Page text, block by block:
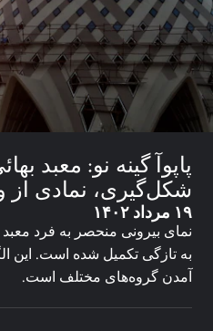
پاپوآ گینه نو: معبد
شکل‌گیری، نمادی
۱۹ مرداد ۱۴۰۲
نمای بیرونی منحصر به فرد
به تازگی تکمیل شده است. این
آمدن گروه‌های مختلف است.